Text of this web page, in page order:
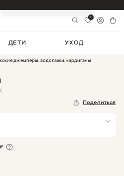
0
ДЕТИ УХОД
джемперы, водолазки, кардиганы
Поделиться
₽